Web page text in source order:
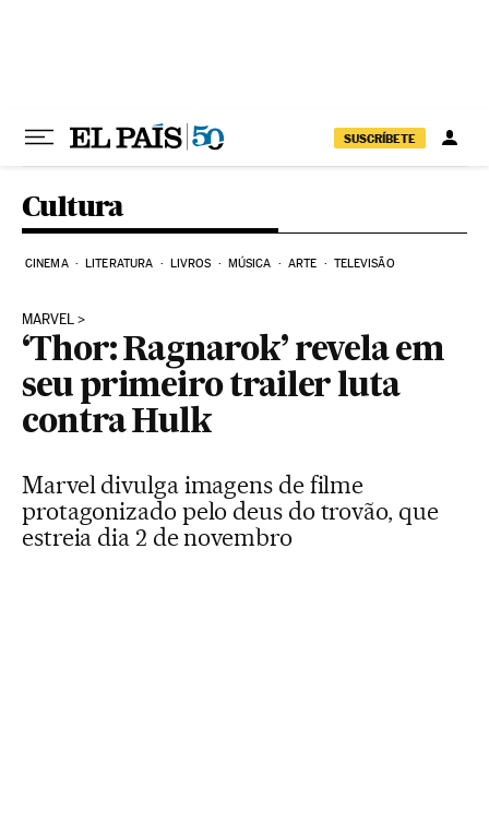
SUSCRÍBETE
Cultura
CINEMA LITERATURA LIVROS MÚSICA ARTE TELEVISÃO
MARVEL
‘Thor: Ragnarok’ revela em
seu primeiro trailer luta
contra Hulk
Marvel divulga imagens de filme
protagonizado pelo deus do trovão, que
estreia dia 2 de novembro